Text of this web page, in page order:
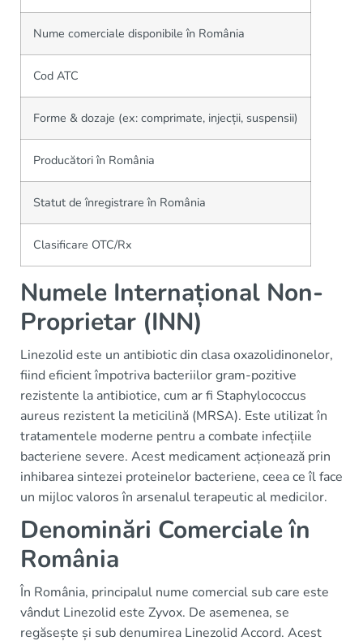
Nume comerciale disponibile în România
Cod ATC
Forme & dozaje (ex: comprimate, injecții, suspensii)
Producători în România
Statut de înregistrare în România
Clasificare OTC/Rx
Numele Internațional Non-
Proprietar (INN)
Linezolid este un antibiotic din clasa oxazolidinonelor,
fiind eficient împotriva bacteriilor gram-pozitive
rezistente la antibiotice, cum ar fi Staphylococcus
aureus rezistent la meticilină (MRSA). Este utilizat în
tratamentele moderne pentru a combate infecțiile
bacteriene severe. Acest medicament acționează prin
inhibarea sintezei proteinelor bacteriene, ceea ce îl face
un mijloc valoros în arsenalul terapeutic al medicilor.
Denominări Comerciale în
România
În România, principalul nume comercial sub care este
vândut Linezolid este Zyvox. De asemenea, se
regăsește și sub denumirea Linezolid Accord. Acest